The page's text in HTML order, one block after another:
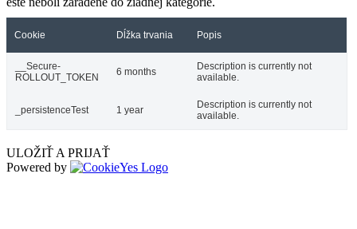
Cookie Dĺžka trvania Popis
__Secure-
ROLLOUT_TOKEN
6 months
Description is currently not
available.
_persistenceTest 1 year
Description is currently not
available.
ULOŽIŤ A PRIJAŤ
Powered by